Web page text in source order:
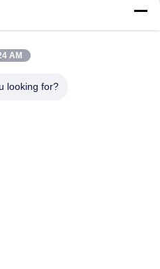
4 Block, Hua Yi International
AM
looking for?